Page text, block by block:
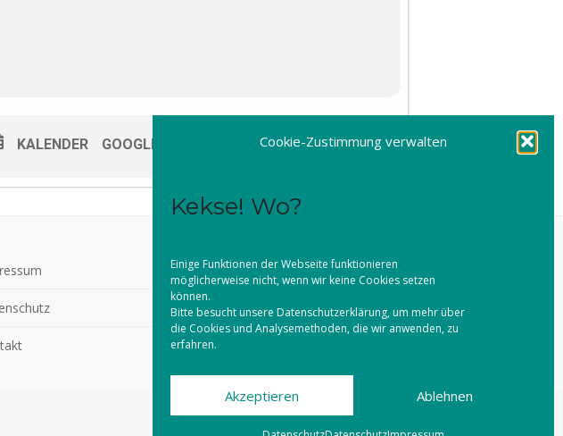
Cookie-Zustimmung verwalten
Kekse! Wo?
Einige Funktionen der Webseite funktionieren
möglicherweise nicht, wenn wir keine Cookies setzen
können.
Bitte besucht unsere Datenschutzerklärung, um mehr über
die Cookies und Analysemethoden, die wir anwenden, zu
erfahren.
Akzeptieren Ablehnen
KALENDER GOOGLECAL